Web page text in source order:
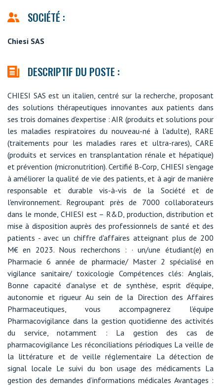
SOCIÉTÉ :
Chiesi SAS
DESCRIPTIF DU POSTE :
CHIESI SAS est un italien, centré sur la recherche, proposant
des solutions thérapeutiques innovantes aux patients dans
ses trois domaines d'expertise : AIR (produits et solutions pour
les maladies respiratoires du nouveau-né à l'adulte), RARE
(traitements pour les maladies rares et ultra-rares), CARE
(produits et services en transplantation rénale et hépatique)
et prévention (micronutrition). Certifié B-Corp, CHIESI s'engage
à améliorer la qualité de vie des patients, et à agir de manière
responsable et durable vis-à-vis de la Société et de
l'environnement. Regroupant près de 7000 collaborateurs
dans le monde, CHIESI est – R&D, production, distribution et
mise à disposition auprès des professionnels de santé et des
patients - avec un chiffre d'affaires atteignant plus de 200
M€ en 2023. Nous recherchons : · un/une étudiant(e) en
Pharmacie 6 année de pharmacie/ Master 2 spécialisé en
vigilance sanitaire/ toxicologie Compétences clés: Anglais,
Bonne capacité d’analyse et de synthèse, esprit d’équipe,
autonomie et rigueur Au sein de la Direction des Affaires
Pharmaceutiques, vous accompagnerez l’équipe
Pharmacovigilance dans la gestion quotidienne des activités
du service, notamment : La gestion des cas de
pharmacovigilance Les réconciliations périodiques La veille de
la littérature et de veille réglementaire La détection de
signal locale Le suivi du bon usage des médicaments La
gestion des demandes d’informations médicales Avantages :